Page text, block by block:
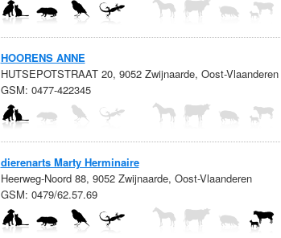
HOORENS ANNE
HUTSEPOTSTRAAT 20, 9052 Zwijnaarde, Oost-Vlaanderen
GSM: 0477-422345
dierenarts Marty Herminaire
Heerweg-Noord 88, 9052 Zwijnaarde, Oost-Vlaanderen
GSM: 0479/62.57.69